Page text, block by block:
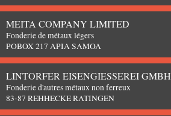
MEITA COMPANY LIMITED
Fonderie de métaux légers
POBOX 217 APIA SAMOA
LINTORFER EISENGIESSEREI GMBH
Fonderie d'autres métaux non ferreux
83-87 REHHECKE RATINGEN